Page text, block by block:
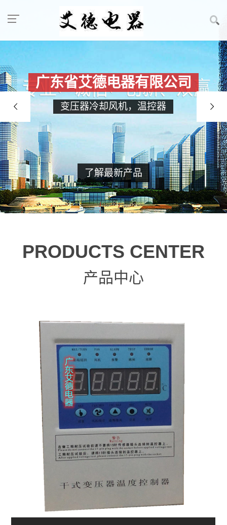
广东省艾德电器有限公司
变压器冷却风机，温控器
了解最新产品
PRODUCTS CENTER
产品中心